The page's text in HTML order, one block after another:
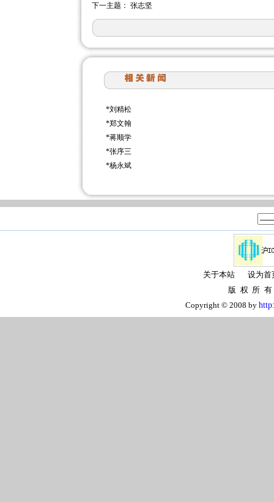
下一主题：张志坚
*刘精松
*郑文翰
*蒋顺学
*张序三
*杨永斌